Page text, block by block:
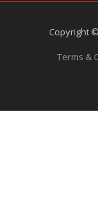
Copyright
Terms &